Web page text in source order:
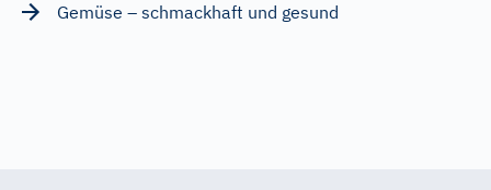
Gemüse – schmackhaft und gesund